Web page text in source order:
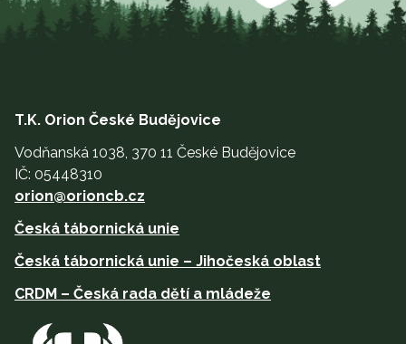
T.K. Orion České Budějovice
Vodňanská 1038, 370 11 České Budějovice
IČ: 05448310
orion@orioncb.cz
Česká tábornická unie
Česká tábornická unie – Jihočeská oblast
CRDM – Česká rada dětí a mládeže